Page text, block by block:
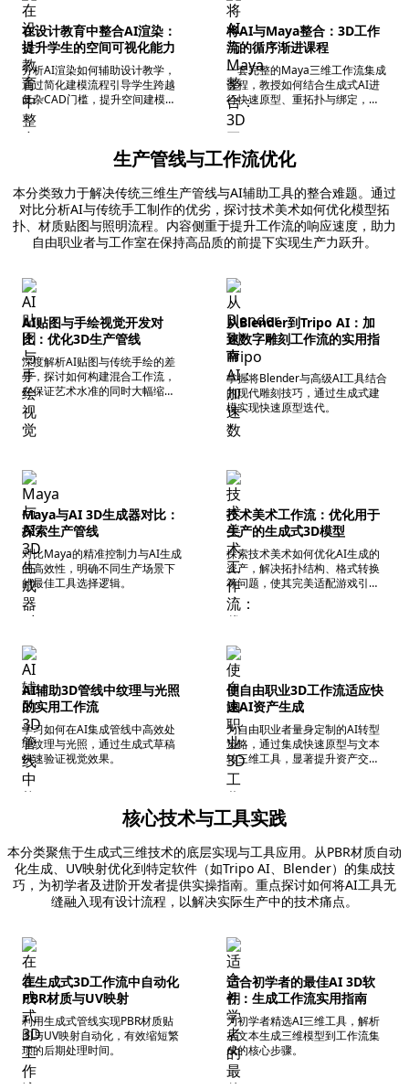
在设计教育中整合AI渲染：
提升学生的空间可视化能力
分析AI渲染如何辅助设计教学，
通过简化建模流程引导学生跨越
复杂CAD门槛，提升空间建模效
率。
将AI与Maya整合：3D工作
流的循序渐进课程
一套完整的Maya三维工作流集成
课程，教授如何结合生成式AI进
行快速原型、重拓扑与绑定，实
现规模化生产。
生产管线与工作流优化
本分类致力于解决传统三维生产管线与AI辅助工具的整合难题。通过
对比分析AI与传统手工制作的优劣，探讨技术美术如何优化模型拓
扑、材质贴图与照明流程。内容侧重于提升工作流的响应速度，助力
自由职业者与工作室在保持高品质的前提下实现生产力跃升。
AI贴图与手绘视觉开发对
比：优化3D生产管线
深度解析AI贴图与传统手绘的差
异，探讨如何构建混合工作流，
在保证艺术水准的同时大幅缩短
资产生产周期。
从Blender到Tripo AI：加
速数字雕刻工作流的实用指
南
掌握将Blender与高级AI工具结合
的现代雕刻技巧，通过生成式建
模实现快速原型迭代。
Maya与AI 3D生成器对比：
探索生产管线
对比Maya的精准控制力与AI生成
的高效性，明确不同生产场景下
的最佳工具选择逻辑。
技术美术工作流：优化用于
生产的生成式3D模型
探索技术美术如何优化AI生成的
资产，解决拓扑结构、格式转换
等问题，使其完美适配游戏引
擎。
AI辅助3D管线中纹理与光照
的实用工作流
学习如何在AI集成管线中高效处
理纹理与光照，通过生成式草稿
快速验证视觉效果。
使自由职业3D工作流适应快
速AI资产生成
为自由职业者量身定制的AI转型
策略，通过集成快速原型与文本
转三维工具，显著提升资产交付
效率与收益。
核心技术与工具实践
本分类聚焦于生成式三维技术的底层实现与工具应用。从PBR材质自动
化生成、UV映射优化到特定软件（如Tripo AI、Blender）的集成技
巧，为初学者及进阶开发者提供实操指南。重点探讨如何将AI工具无
缝融入现有设计流程，以解决实际生产中的技术痛点。
在生成式3D工作流中自动化
PBR材质与UV映射
利用生成式管线实现PBR材质贴
图与UV映射自动化，有效缩短繁
琐的后期处理时间。
适合初学者的最佳AI 3D软
件：生成工作流实用指南
为初学者精选AI三维工具，解析
从文本生成三维模型到工作流集
成的核心步骤。